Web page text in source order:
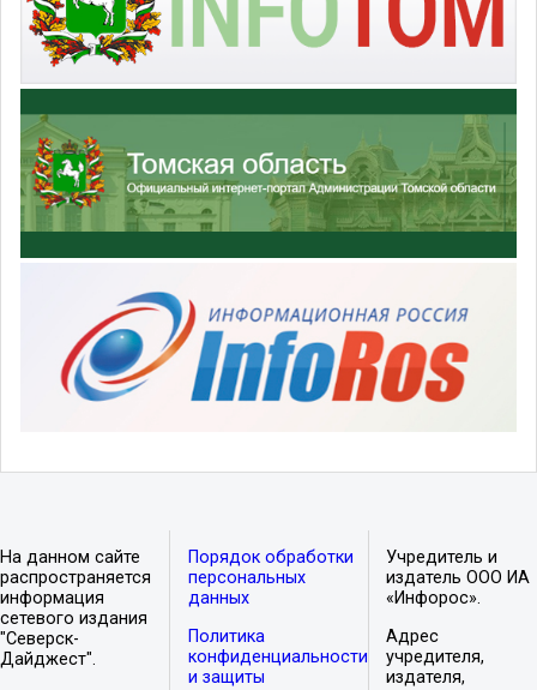
На данном сайте
распространяется
информация
сетевого издания
"Северск-
Дайджест".
Порядок обработки
персональных
данных
Политика
конфиденциальности
и защиты
Учредитель и
издатель ООО ИА
«Инфорос».
Адрес
учредителя,
издателя,